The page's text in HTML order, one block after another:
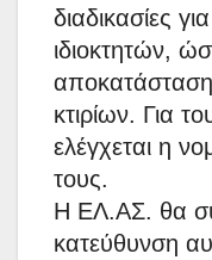
διαδικασίες
ιδιοκτητών,
κτιρίων. Για
ελέγχεται η
τους.
Η ΕΛ.ΑΣ. θα
κατεύθυνση